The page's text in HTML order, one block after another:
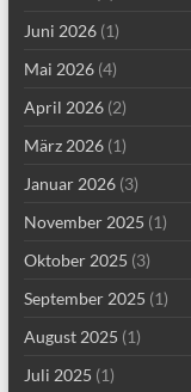
Juni 2026(1)
Mai 2026(4)
April 2026(2)
März 2026(1)
Januar 2026(3)
November 2025 (1)
Oktober 2025 (3)
September 2025 (1)
August 2025 (1)
Juli 2025 (1)